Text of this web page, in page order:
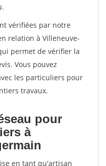
vérifiées par notre
relation à Villeneuve-
permet de vérifier la
Vous pouvez
les particuliers pour
travaux.
pour
à
en tant qu'artisan